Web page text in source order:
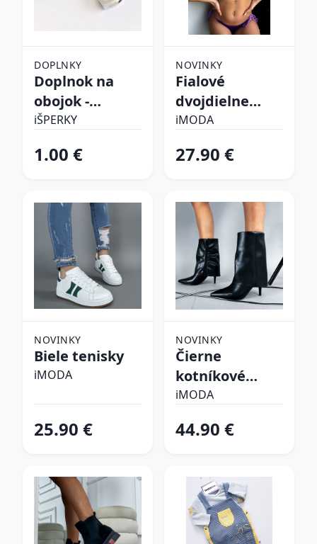
DOPLNKY
Doplnok na
obojok -
Srdiečko
iŠPERKY
1.00 €
NOVINKY
Fialové
dvojdielne
plavky
iMODA
27.90 €
NOVINKY
Biele tenisky
iMODA
25.90 €
NOVINKY
Čierne
kotníkové
čižmy
iMODA
44.90 €